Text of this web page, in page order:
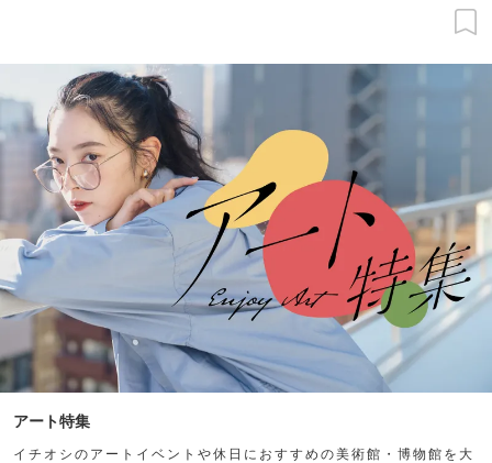
アート特集
イチオシのアートイベントや休日におすすめの美術館・博物館を大